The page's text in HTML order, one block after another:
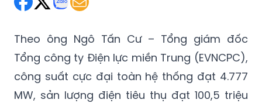
Theo ông Ngô Tấn Cư – Tổng giám đốc
Tổng công ty Điện lực miền Trung (EVNCPC),
công suất cực đại toàn hệ thống đạt 4.777
MW, sản lượng điện tiêu thụ đạt 100,5 triệu